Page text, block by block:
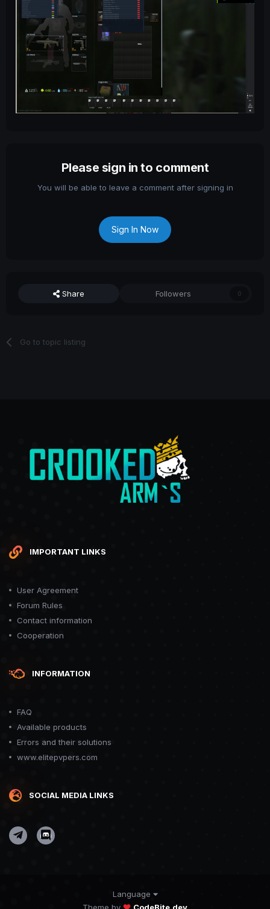
Please sign in to comment
You will be able to leave a comment after signing in
Sign In Now
Share Followers 0
Go to topic listing
IMPORTANT LINKS
User Agreement
Forum Rules
Contact information
Cooperation
INFORMATION
FAQ
Available products
Errors and their solutions
www.elitepvpers.com
SOCIAL MEDIA LINKS
Language